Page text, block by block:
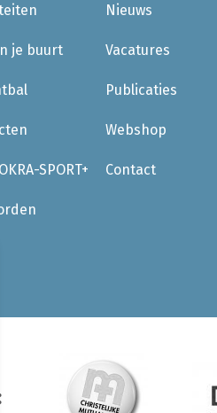
je buurt
SPORT+
Nieuws
Vacatures
Publicaties
Webshop
Contact